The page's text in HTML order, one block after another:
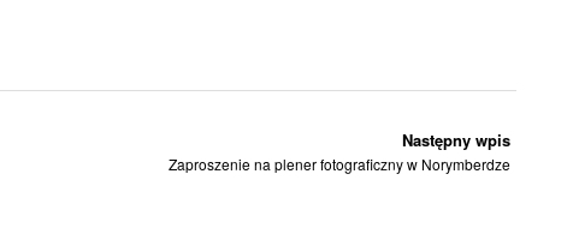
Następny wpis
Zaproszenie na plener fotograficzny w Norymberdze